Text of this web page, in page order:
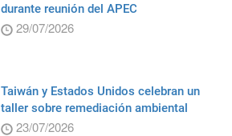
durante reunión del APEC
29/07/2026
Taiwán y Estados Unidos celebran un
taller sobre remediación ambiental
23/07/2026